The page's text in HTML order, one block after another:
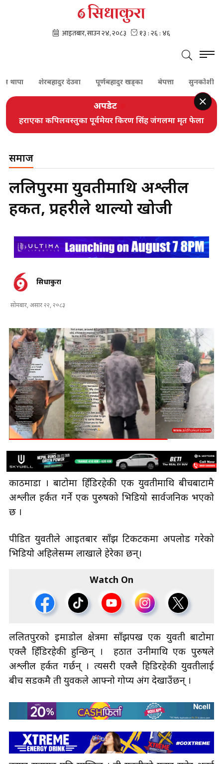
शेरबहादुर देउवा पूर्णबहादुर खड्का बेपत्ता सुनकोशी
अपडेट
हराएका कपिलवस्तुका पूर्वमेयर किरण सिंह जंगलमा मृत फेला
समाज
ललिपुरमा युवतीमाथि अश्लील
हर्कत, प्रहरीले थाल्यो खोजी
सिधाकुरा
सोमबार, असार २२, २०८३
काठमाडौँ । बाटोमा हिँडिरहेकी एक युवतीमाथि बीचबाटामै
अश्लील हर्कत गर्ने एक पुरुषको भिडियो सार्वजनिक भएको
छ ।
पीडित युवतीले आइतबार साँझ टिकटकमा अपलोड गरेको
भिडियो अहिलेसम्म लाखौँले हेरेका छन्।
Watch On
ललितपुरको इमाडोल क्षेत्रमा साँझपख एक युवती बाटोमा
एक्लै हिँडिरहेकी हुन्छिन् । हठात उनीमाथि एक पुरुषले
अश्लील हर्कत गर्छन् । त्यसरी एक्लै हिडिरहेकी युवतीलाई
बीच सडकमै ती युवकले आफ्नो गोप्य अंग देखाउँछन् ।